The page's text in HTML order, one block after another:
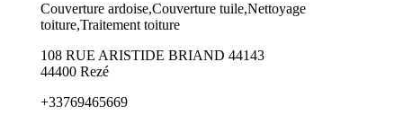
Couverture ardoise,Couverture tuile,Nettoyage
toiture,Traitement toiture
108 RUE ARISTIDE BRIAND 44143
44400 Rezé
+33769465669